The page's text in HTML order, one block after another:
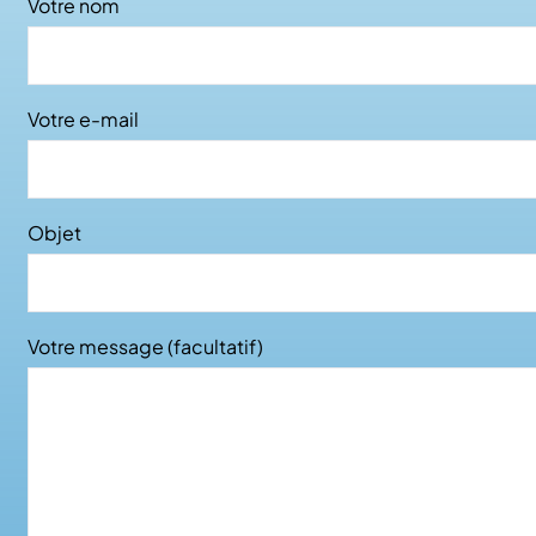
Votre nom
Votre e-mail
Objet
Votre message (facultatif)